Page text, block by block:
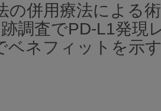
の併用療法による
調査でPD-L1発現
ベネフィットを示す